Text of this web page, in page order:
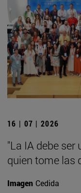
16 | 07 | 2026
"La IA debe
quien tome las
Imagen Cedida